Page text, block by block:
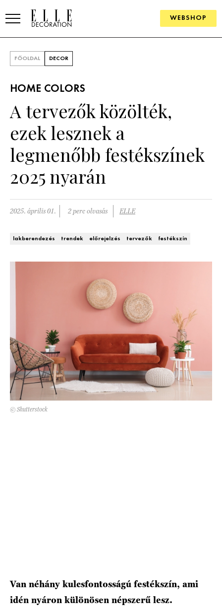
WEBSHOP
SZOBÁK
Konyha
Fürdőszoba
Nappali
Hálószoba
ÖTLETEK
SZÉP TEREK
Szállodák és vendégházak
Lakások
HÍRLEVÉL
FŐOLDAL DECOR
HOME COLORS
A tervezők közölték,
ezek lesznek a
legmenőbb festékszínek
2025 nyarán
2025. április 01. 2 perc olvasás ELLE
lakberendezés trendek előrejelzés tervezők festékszín
© Shutterstock
Van néhány kulcsfontosságú festékszín, ami
idén nyáron különösen népszerű lesz.